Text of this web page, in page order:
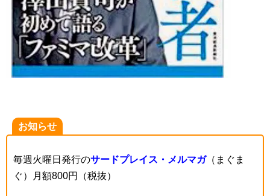
お知らせ
毎週火曜日発行のサードプレイス・メルマガ（まぐま
ぐ）月額800円（税抜）